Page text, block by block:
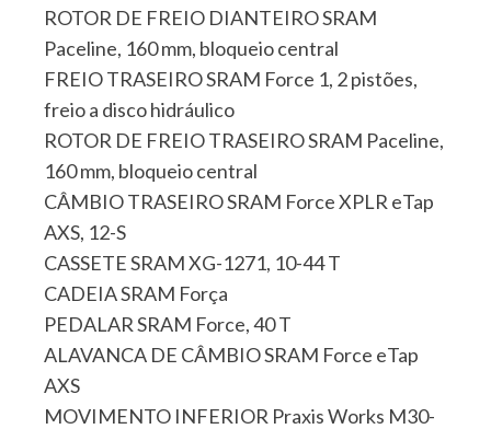
ROTOR DE FREIO DIANTEIRO SRAM
Paceline, 160 mm, bloqueio central
FREIO TRASEIRO SRAM Force 1, 2 pistões,
freio a disco hidráulico
ROTOR DE FREIO TRASEIRO SRAM Paceline,
160 mm, bloqueio central
CÂMBIO TRASEIRO SRAM Force XPLR eTap
AXS, 12-S
CASSETE SRAM XG-1271, 10-44 T
CADEIA SRAM Força
PEDALAR SRAM Force, 40 T
ALAVANCA DE CÂMBIO SRAM Force eTap
AXS
MOVIMENTO INFERIOR Praxis Works M30-